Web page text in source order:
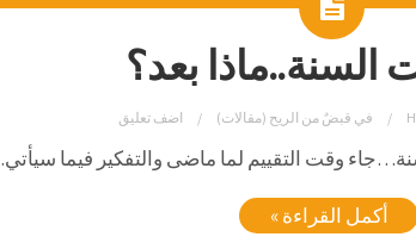
السنة..ماذا بعد؟
في قبضٌ من الريح (مقالات) اضف تعليق
وقت التقييم لما ماضى والتفكير فيما سيأتي.
أكمل القراءة »